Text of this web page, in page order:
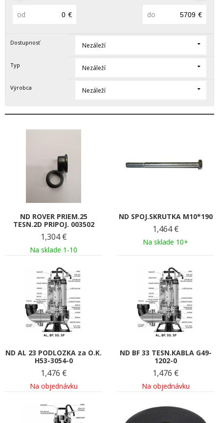
od € do €
Dostupnosť Nezáleží
Typ Nezáleží
Výrobca Nezáleží
ND ROVER PRIEM.25
TESN.2D PRIPOJ. 003502
1,304 €
Na sklade 1-10
ND SPOJ.SKRUTKA M10*190
1,464 €
Na sklade 10+
ND AL 23 PODLOZKA za O.K.
H53-3054-0
1,476 €
Na objednávku
ND BF 33 TESN.KABLA G49-
1202-0
1,476 €
Na objednávku